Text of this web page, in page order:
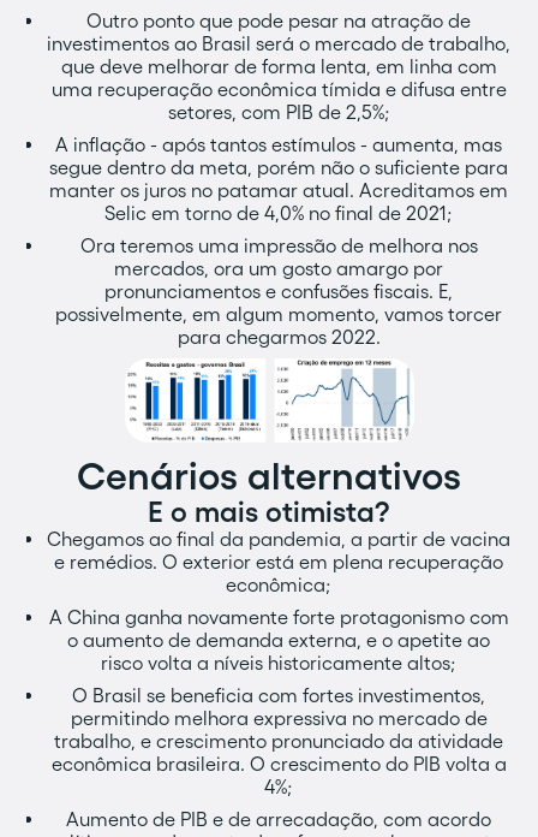
Outro ponto que pode pesar na atração de
investimentos ao Brasil será o mercado de trabalho,
que deve melhorar de forma lenta, em linha com
uma recuperação econômica tímida e difusa entre
setores, com PIB de 2,5%;
A inflação - após tantos estímulos - aumenta, mas
segue dentro da meta, porém não o suficiente para
manter os juros no patamar atual. Acreditamos em
Selic em torno de 4,0% no final de 2021;
Ora teremos uma impressão de melhora nos
mercados, ora um gosto amargo por
pronunciamentos e confusões fiscais. E,
possivelmente, em algum momento, vamos torcer
para chegarmos 2022.
Cenários alternativos
E o mais otimista?
Chegamos ao final da pandemia, a partir de vacina
e remédios. O exterior está em plena recuperação
econômica;
A China ganha novamente forte protagonismo com
o aumento de demanda externa, e o apetite ao
risco volta a níveis historicamente altos;
O Brasil se beneficia com fortes investimentos,
permitindo melhora expressiva no mercado de
trabalho, e crescimento pronunciado da atividade
econômica brasileira. O crescimento do PIB volta a
4%;
Aumento de PIB e de arrecadação, com acordo